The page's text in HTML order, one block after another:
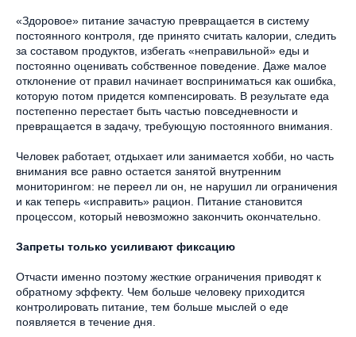
«Здоровое» питание зачастую превращается в систему
постоянного контроля, где принято считать калории, следить
за составом продуктов, избегать «неправильной» еды и
постоянно оценивать собственное поведение. Даже малое
отклонение от правил начинает восприниматься как ошибка,
которую потом придется компенсировать. В результате еда
постепенно перестает быть частью повседневности и
превращается в задачу, требующую постоянного внимания.
Человек работает, отдыхает или занимается хобби, но часть
внимания все равно остается занятой внутренним
мониторингом: не переел ли он, не нарушил ли ограничения
и как теперь «исправить» рацион. Питание становится
процессом, который невозможно закончить окончательно.
Запреты только усиливают фиксацию
Отчасти именно поэтому жесткие ограничения приводят к
обратному эффекту. Чем больше человеку приходится
контролировать питание, тем больше мыслей о еде
появляется в течение дня.